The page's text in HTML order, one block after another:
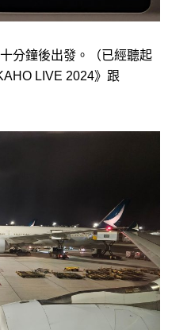
分鐘後出發。（已經聽起
LIVE 2024》跟